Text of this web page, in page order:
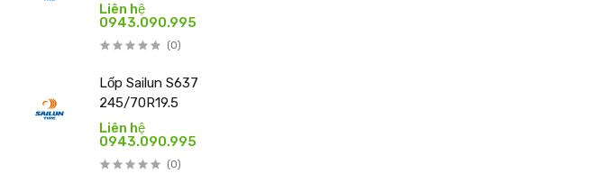
Liên hệ
0943.090.995
(0)
Lốp Sailun S637
245/70R19.5
Liên hệ
0943.090.995
(0)